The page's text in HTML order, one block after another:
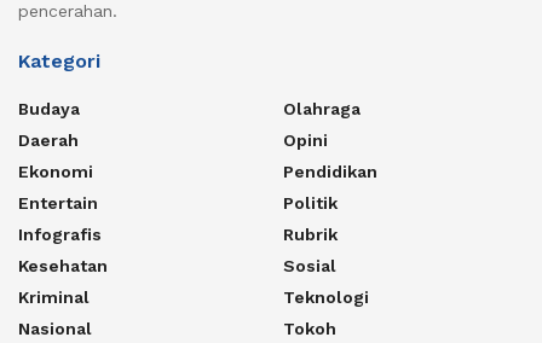
pencerahan.
Kategori
Budaya
Daerah
Ekonomi
Entertain
Infografis
Kesehatan
Kriminal
Nasional
Olahraga
Opini
Pendidikan
Politik
Rubrik
Sosial
Teknologi
Tokoh